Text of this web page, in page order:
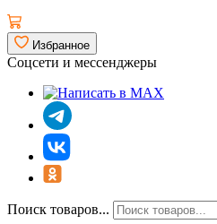
Избранное
Соцсети и мессенджеры
Поиск товаров...